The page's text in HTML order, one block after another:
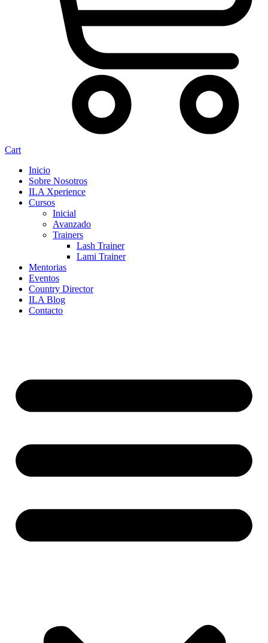
Cart
Inicio
Sobre Nosotros
ILA Xperience
Cursos
Inicial
Avanzado
Trainers
Lash Trainer
Lami Trainer
Mentorias
Eventos
Country Director
ILA Blog
Contacto